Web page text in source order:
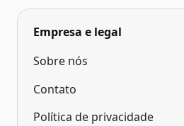
Empresa e legal
Sobre nós
Contato
Política de privacidade